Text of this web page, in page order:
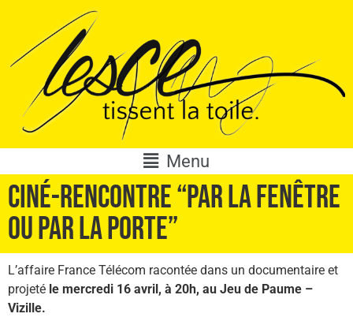
Menu
CINÉ-RENCONTRE “PAR LA FENÊTRE
OU PAR LA PORTE”
L’affaire France Télécom racontée dans un documentaire et
projeté le mercredi 16 avril, à 20h, au Jeu de Paume –
Vizille.